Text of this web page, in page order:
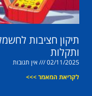
תיקון חציבות
ותקלות
02/11/2025
אין תגובות
לקריאת המאמר >>>